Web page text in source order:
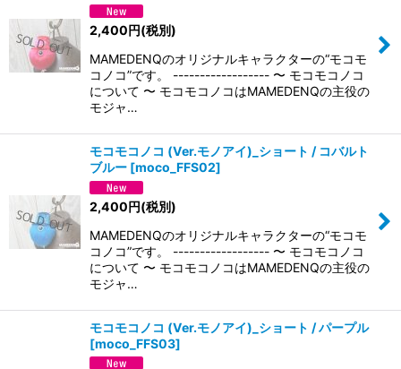
2,400円(税別)
MAMEDENQのオリジナルキャラクターの“モコモ
コノコ”です。 ------------------ 〜 モコモコノコ
について 〜 モコモコノコはMAMEDENQの主役の
モジャ…
モコモコノコ (Ver.モノアイ)_ショート / コバルト
ブルー [moco_FFS02]
2,400円(税別)
MAMEDENQのオリジナルキャラクターの“モコモ
コノコ”です。 ------------------ 〜 モコモコノコ
について 〜 モコモコノコはMAMEDENQの主役の
モジャ…
モコモコノコ (Ver.モノアイ)_ショート / パープル
[moco_FFS03]